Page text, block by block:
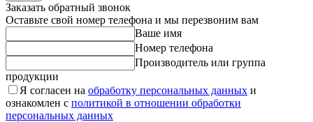
Заказать обратный звонок
Оставьте свой номер телефона и мы перезвоним вам
Ваше имя
Номер телефона
Производитель или группа
продукции
Я согласен на обработку персональных данных и
ознакомлен с политикой в отношении обработки
персональных данных